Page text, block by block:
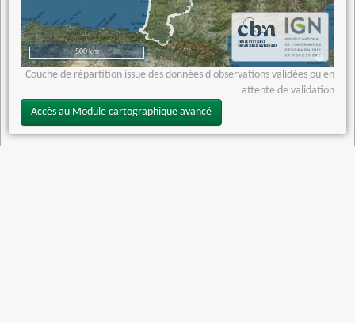
500 km
Couche de répartition issue des données d'observations validées ou en
attente de validation
Accès au Module cartographique avancé